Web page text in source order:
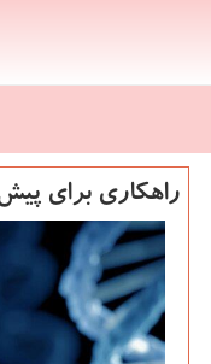
راهكاری برای